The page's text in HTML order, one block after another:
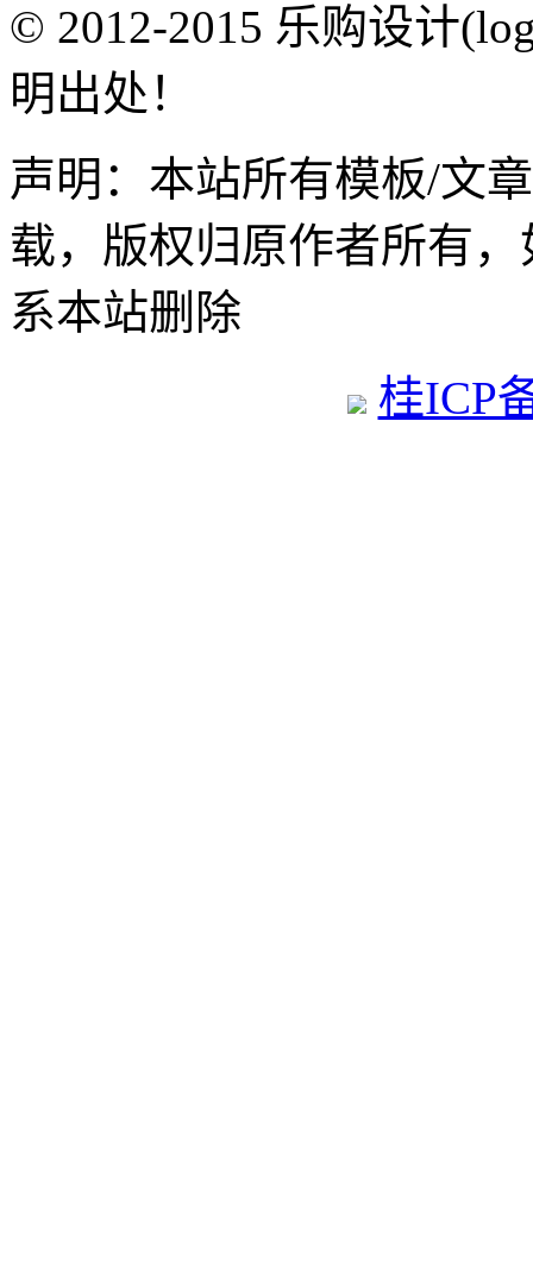
© 2012-2015 乐购设计
明出处！
声明：本站所有模板/文
载，版权归原作者所有
系本站删除
桂ICP